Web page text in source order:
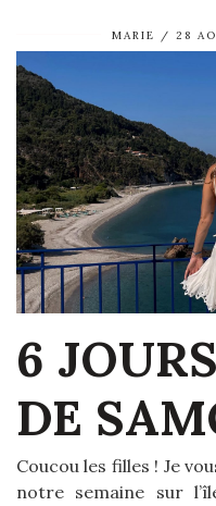
MARIE 28
6
DE
Coucou les filles ! Je
notre semaine sur